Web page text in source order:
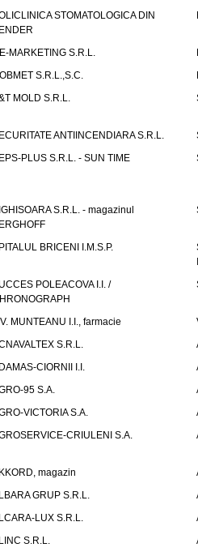
STOMATOLOGICA DIN
MARKETING S.R.L.
S.R.L.,S.C.
MOLD S.R.L.
ANTIINCENDIARA S.R.L.
PLUS S.R.L. - SUN TIME
S.R.L. - magazinul
BRICENI I.M.S.P.
POLEACOVA I.I. /
MUNTEANU I.I., farmacie
S.R.L.
CIORNII I.I.
95 S.A.
VICTORIA S.A.
CRIULENI S.A.
magazin
GRUP S.R.L.
LUX S.R.L.
S.R.L.